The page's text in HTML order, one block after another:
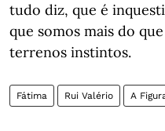
tudo diz, que é
que somos mais do
terrenos instintos.
Fátima Rui Valério A